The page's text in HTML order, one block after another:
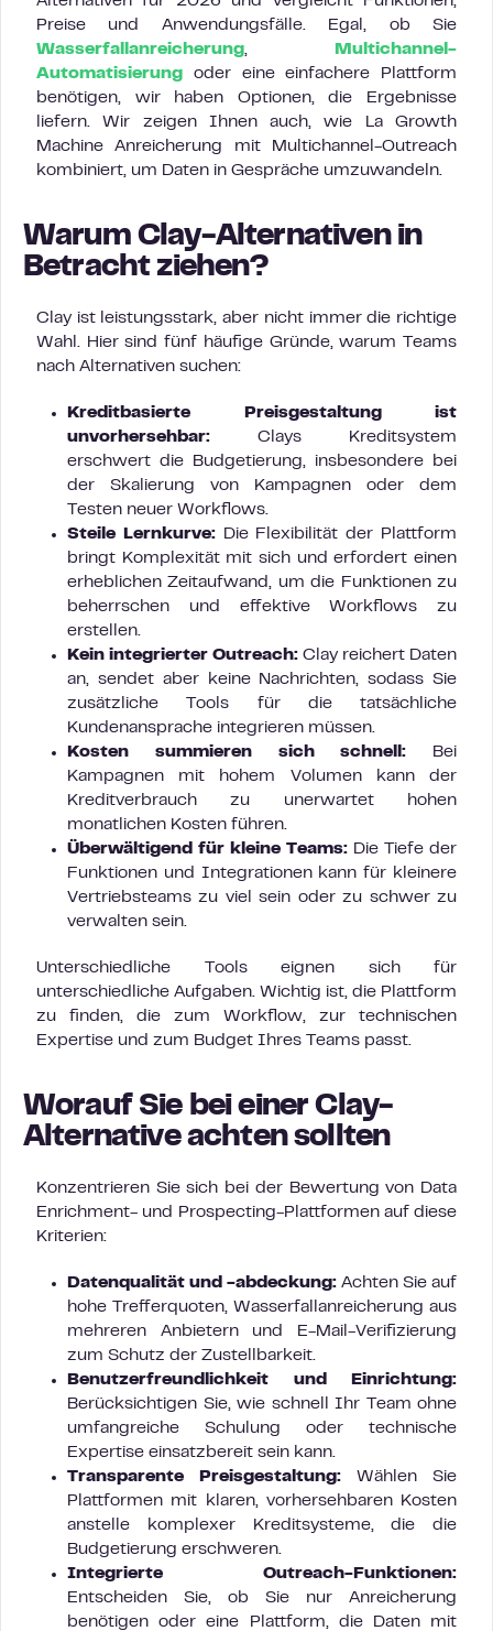
Preise und Anwendungsfälle. Egal, ob Sie
Wasserfallanreicherung,
Multichannel-
Automatisierung oder eine einfachere Plattform
benötigen, wir haben Optionen, die Ergebnisse
liefern. Wir zeigen Ihnen auch, wie La Growth
Machine Anreicherung mit Multichannel-Outreach
kombiniert, um Daten in Gespräche umzuwandeln.
Warum Clay-Alternativen in
Betracht ziehen?
Clay ist leistungsstark, aber nicht immer die richtige
Wahl. Hier sind fünf häufige Gründe, warum Teams
nach Alternativen suchen:
Kreditbasierte Preisgestaltung ist
unvorhersehbar: Clays Kreditsystem
erschwert die Budgetierung, insbesondere bei
der Skalierung von Kampagnen oder dem
Testen neuer Workflows.
Steile Lernkurve:Die Flexibilität der Plattform
bringt Komplexität mit sich und erfordert einen
erheblichen Zeitaufwand, um die Funktionen zu
beherrschen und effektive Workflows zu
erstellen.
Kein integrierter Outreach: Clay reichert Daten
an, sendet aber keine Nachrichten, sodass Sie
zusätzliche Tools für die tatsächliche
Kundenansprache integrieren müssen.
Kosten summieren sich schnell: Bei
Kampagnen mit hohem Volumen kann der
Kreditverbrauch zu unerwartet hohen
monatlichen Kosten führen.
Überwältigend für kleine Teams: Die Tiefe der
Funktionen und Integrationen kann für kleinere
Vertriebsteams zu viel sein oder zu schwer zu
verwalten sein.
Unterschiedliche Tools eignen sich für
unterschiedliche Aufgaben. Wichtig ist, die Plattform
zu finden, die zum Workflow, zur technischen
Expertise und zum Budget Ihres Teams passt.
Worauf Sie bei einer Clay-
Alternative achten sollten
Konzentrieren Sie sich bei der Bewertung von Data
Enrichment- und Prospecting-Plattformen auf diese
Kriterien:
Datenqualität und -abdeckung: Achten Sie auf
hohe Trefferquoten, Wasserfallanreicherung aus
mehreren Anbietern und E-Mail-Verifizierung
zum Schutz der Zustellbarkeit.
Benutzerfreundlichkeit und Einrichtung:
Berücksichtigen Sie, wie schnell Ihr Team ohne
umfangreiche Schulung oder technische
Expertise einsatzbereit sein kann.
Transparente Preisgestaltung: Wählen Sie
Plattformen mit klaren, vorhersehbaren Kosten
anstelle komplexer Kreditsysteme, die die
Budgetierung erschweren.
Integrierte Outreach-Funktionen:
Entscheiden Sie, ob Sie nur Anreicherung
benötigen oder eine Plattform, die Daten mit